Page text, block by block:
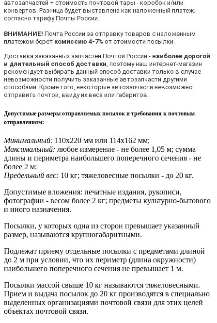
автозапчастей + стоимость почтовой тары - коробок и/или
конвертов. Разница будет выставлена как наложенный платеж.
согласно тарифу Почты России.
ВНИМАНИЕ! Почта России за отправку товаров с наложенным
платежом берет комиссию 4-7% от стоимости посылки.
Доставка заказанных запчастей Почтой России - наиболее дорогой
и длительный способ доставки , поэтому наш интернет-магазин
рекомендует выбирать данный способ доставки только в случае
невозможности получить заказанные автозапчасти другими
способами. Кроме того, некоторые автозапчасти невозможно
отправить почтой, ввиду их веса или габаритов.
Допустимые размеры отправляемых посылок и требования к почтовым
отправлениям:
Минимальный: 110х220 мм или 114х162 мм;
Максимальный: любое измерение - не более 1,05 м; сумма
длины и периметра наибольшего поперечного сечения - не
более 2 м;
Предельный вес: 10 кг; тяжеловесные посылки - до 20 кг.
Допустимые вложения: печатные издания, рукописи,
фотографии - весом более 2 кг; предметы культурно-бытового
и иного назначения.
Посылки, у которых одна из сторон превышает указанный
размер, называются крупногабаритными.
Подлежат приему отдельные посылки с предметами длиной
до 2 м при условии, что их периметр (длина окружности)
наибольшего поперечного сечения не превышает 1 м.
Посылки массой свыше 10 кг называются тяжеловесными.
Прием и выдача посылок до 20 кг производятся в специально
выделенных организациями почтовой связи для этих целей
объектах почтовой связи.